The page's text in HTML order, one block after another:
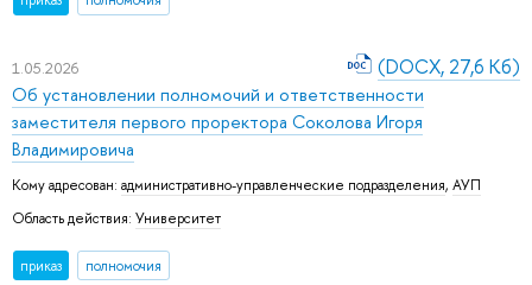
1.05.2026
Об установлении полномочий и ответственности
заместителя первого проректора Соколова Игоря
Владимировича
Кому адресован: административно-управленческие подразделения, АУП
Область действия: Университет
приказ полномочия
(DOCX, 27,6 Кб)